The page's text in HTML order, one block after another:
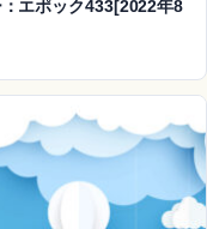
エポック433[2022年8